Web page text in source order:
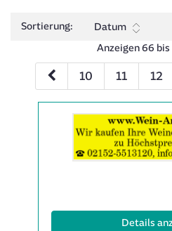
Sortierung:
Datum
Anzeigen 66
10 11 12
der
Details